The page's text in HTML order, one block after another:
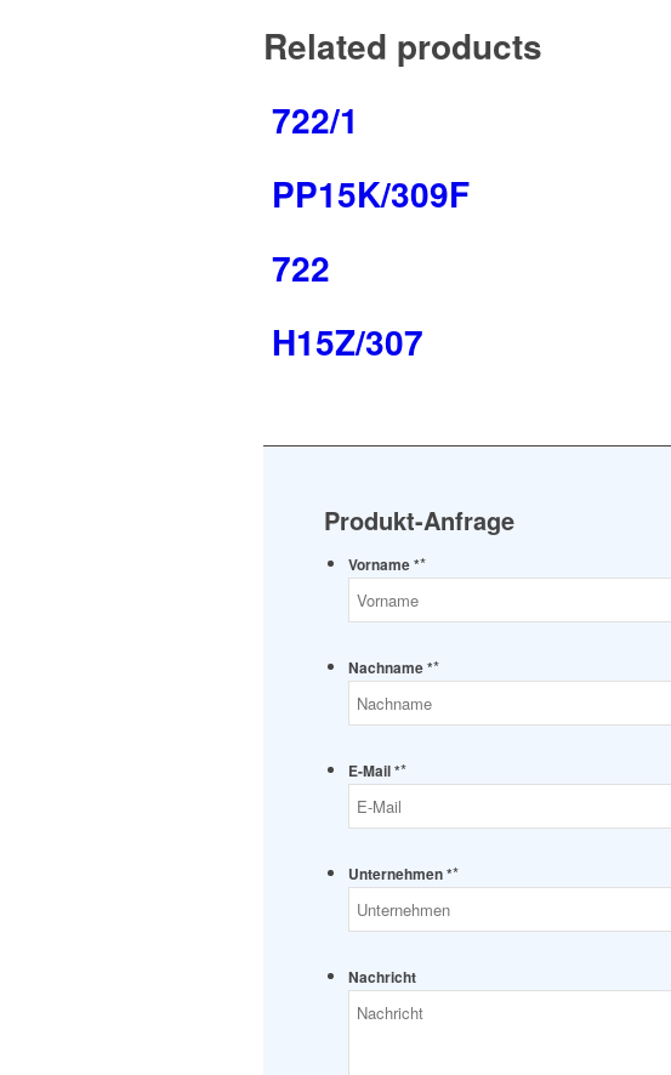
Related products
722/1
PP15K/309F
722
H15Z/307
Produkt-Anfrage
Vorname **
Nachname **
E-Mail **
Unternehmen **
Nachricht